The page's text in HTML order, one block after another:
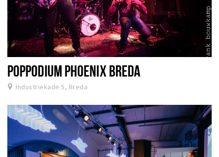
POPPODIUM PHOENIX BREDA
Industriekade 5, Breda